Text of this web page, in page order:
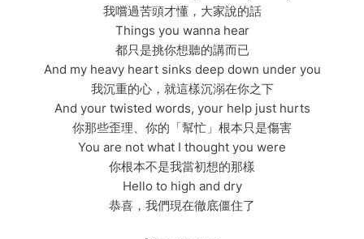
我嚐過苦頭才懂，大家說的話
Things you wanna hear
都只是挑你想聽的講而已
And my heavy heart sinks deep down under you
我沉重的心，就這樣沉溺在你之下
And your twisted words, your help just hurts
你那些歪理、你的「幫忙」根本只是傷害
You are not what I thought you were
你根本不是我當初想的那樣
Hello to high and dry
恭喜，我們現在徹底僵住了